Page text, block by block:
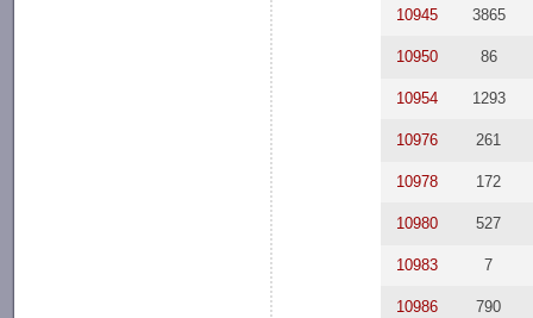
10945 3865
10950 86
10954 1293
10976 261
10978 172
10980 527
10983 7
10986 790